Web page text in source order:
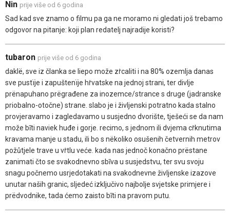
Nin prije više od 6 godina
Sad kad sve znamo o filmu pa ga ne moramo ni gledati još trebamo
odgovor na pitanje: koji plan redatelj najradije koristi?
tubaron prije više od 6 godina
daklë, sve iz članka se liepo može zṙcaliti i na 80% ozemlja danas
sve pustïje i zapuštenïje hṙvatske na jednoj strani, ter divlje
prënapuhano prëgrađene za inozemce/strance s druge (jadranske
priobalno-otočne) strane. slabo je i življenski potratno kada stalno
provjeravamo i zagledavamo u susjedno dvorište, tješeći se da nam
može bīti naviek huđe i gorje. recimo, s jednom ili dvjema cṙknutima
kravama manje u stadu, ili bo s nëkoliko osušenih četvernih metrov
požůtjele trave u vṙtlu veće. kada nas jednoč konačno prëstane
zanimati čto se svakodnevno sbīva u susjedstvu, ter svu svoju
snagu počnemo usrjedotakati na svakodnevne življenske izazove
unutar naših granic, sljedeć izključivo najbolje svjetske primjere i
prëdvodnike, tada ćemo zaisto bīti na pravom putu.